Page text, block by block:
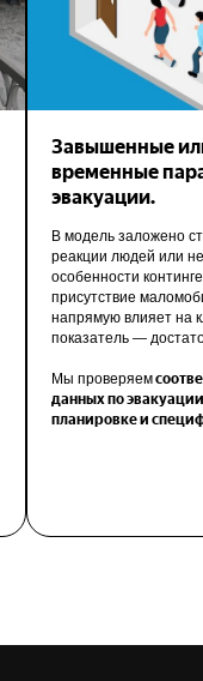
Завышенные
временные
эвакуации.
В модель заложено
реакции людей или
особенности
присутствие
напрямую влияет на
показатель —
Мы проверяем
данных по
планировке и